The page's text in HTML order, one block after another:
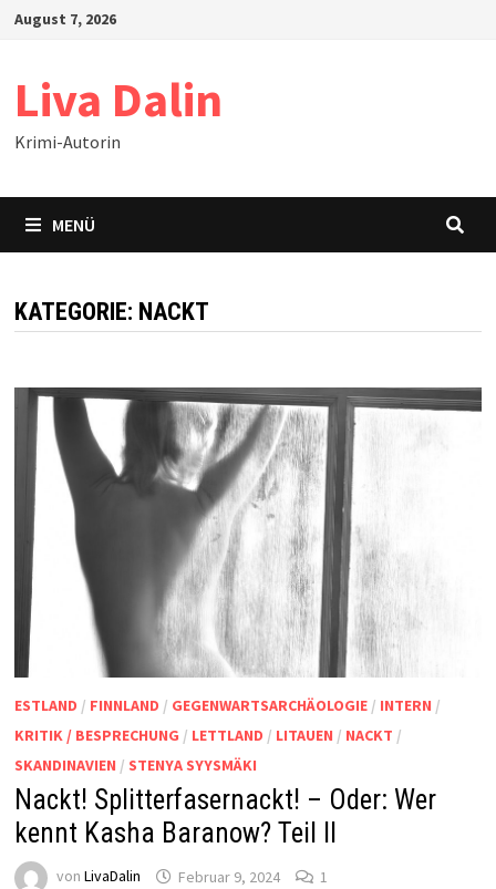
Zum
August 7, 2026
Liva Dalin
Krimi-Autorin
MENÜ
KATEGORIE: NACKT
ESTLAND / FINNLAND / GEGENWARTSARCHÄOLOGIE/ INTERN /
KRITIK / BESPRECHUNG / LETTLAND / LITAUEN / NACKT /
SKANDINAVIEN / STENYA SYYSMÄKI
Nackt! Splitterfasernackt! – Oder: Wer
kennt Kasha Baranow? Teil II
von LivaDalin Februar 9, 2024 1